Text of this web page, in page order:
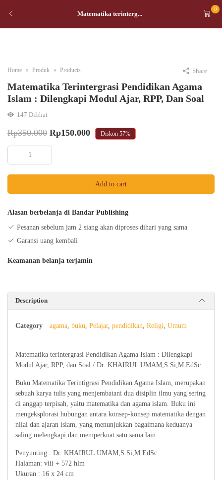
Matematika terinterg...
0
Home Produk Products
Matematika Terintergrasi Pendidikan Agama
Islam : Dilengkapi Modul Ajar, RPP, Dan Soal
147 Dilihat
Rp350.000 Original
price
was:
Rp150.000Current
Diskon 57%
Matematika
terintergrasi
Pendidikan
:
RPP,
quantity
Add to cart
Alasan berbelanja di Bandar Publishing
Pesanan sebelum jam 2 siang akan diproses dihari yang sama
Garansi uang kembali
Keamanan belanja terjamin
Share
Description
Category agama, buku, Pelajar, pendidikan, Religi, Umum
Matematika terintergrasi Pendidikan Agama Islam : Dilengkapi
Modul Ajar, RPP, dan Soal / Dr. KHAIRUL UMAM,S.Si,M.EdSc
Buku Matematika Terintigrasi Pendidikan Agama Islam, merupakan
sebuah karya tulis yang menjembatani dua disiplin ilmu yang sering
di anggap terpisah, yaitu matematika dan agama islam. Buku ini
mengeksplorasi hubungan antara konsep-konsep matematika dengan
nilai dan ajaran islam, yang menunjukkan bagaimana keduanya
saling melengkapi dan memperkuat satu sama lain.
Penyunting : Dr. KHAIRUL UMAM,S.Si,M.EdSc
Halaman: viii + 572 hlm
Ukuran : 16 x 24 cm